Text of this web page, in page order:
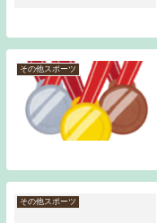
その他スポーツ
その他スポーツ